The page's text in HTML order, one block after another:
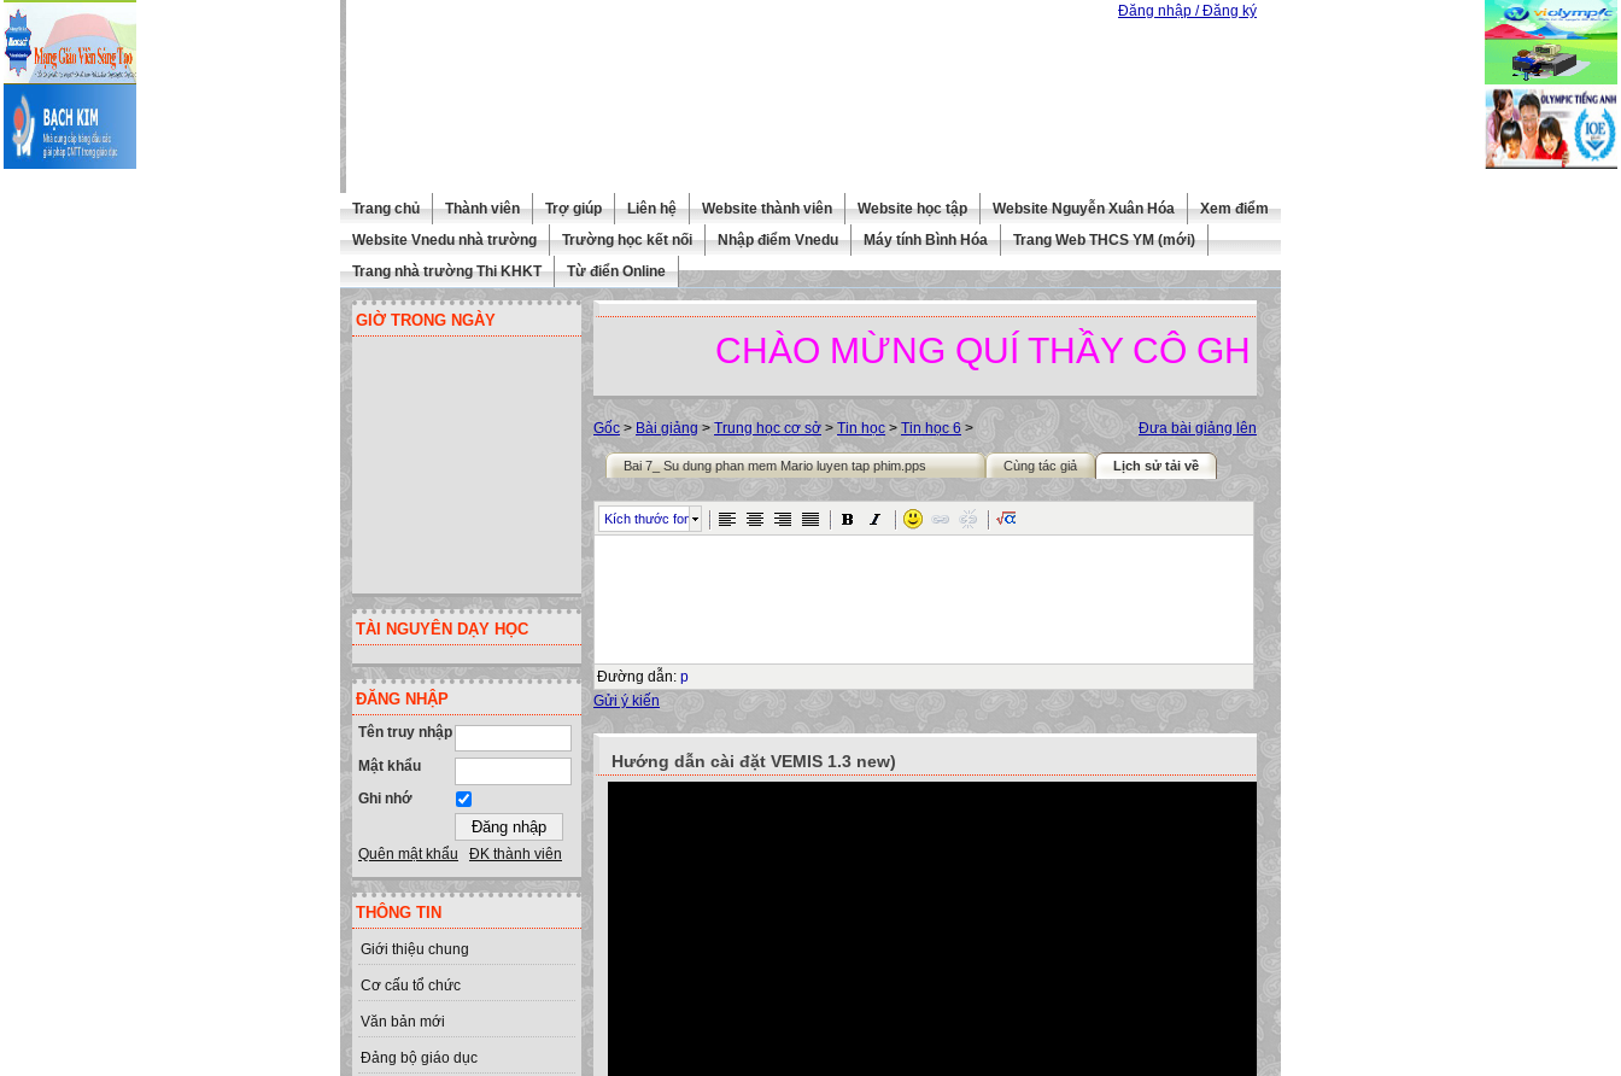
Đăng nhập / Đăng ký
Trang chủ Thành viên Trợ giúp Liên hệ Website thành viên Website học tập Website Nguyễn Xuân Hóa
Xem điểm
Website Vnedu nhà trường
Trường học kết nối Nhập điểm Vnedu Máy tính Bình Hóa
Trang Web THCS YM (mới)
Trang nhà trường Thi KHKT
Từ điển Online
GIỜ TRONG NGÀY
TÀI NGUYÊN DẠY HỌC
ĐĂNG NHẬP
Tên truy nhập
Mật khẩu
Ghi nhớ
Quên mật khẩu ĐK thành viên
THÔNG TIN
Giới thiệu chung
Cơ cấu tổ chức
Văn bản mới
Đảng bộ giáo dục
CHÀO MỪNG QUÍ THẦY CÔ GHÉ THĂM TRANG
Đưa bài giảng lên
Gốc > Bài giảng > Trung học cơ sở > Tin học > Tin học 6 >
Bai 7_ Su dung phan mem Mario luyen tap phim.pps Cùng tác giả Lịch sử tải về
Kích thước font
Đường dẫn: p
Gửi ý kiến
Hướng dẫn cài đặt VEMIS 1.3 new)